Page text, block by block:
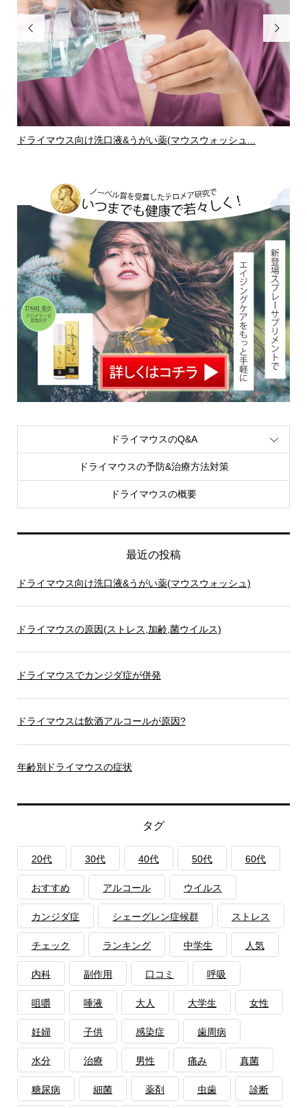

ドライマウス向け洗口液&うがい薬(マウスウォッシュ...

ドライマウスのQ&A
ドライマウスの予防&治療方法対策
ドライマウスの概要
最近の投稿
ドライマウス向け洗口液&うがい薬(マウスウォッシュ)
ドライマウスの原因(ストレス,加齢,菌ウイルス)
ドライマウスでカンジダ症が併発
ドライマウスは飲酒アルコールが原因?
年齢別ドライマウスの症状
タグ
20代 30代 40代 50代 60代
おすすめ アルコール ウイルス
カンジダ症 シェーグレン症候群 ストレス
チェック ランキング 中学生 人気
内科 副作用 口コミ 呼吸
咀嚼 唾液 大人 大学生 女性
妊婦 子供 感染症 歯周病
水分 治療 男性 痛み 真菌
糖尿病 細菌 薬剤 虫歯 診断